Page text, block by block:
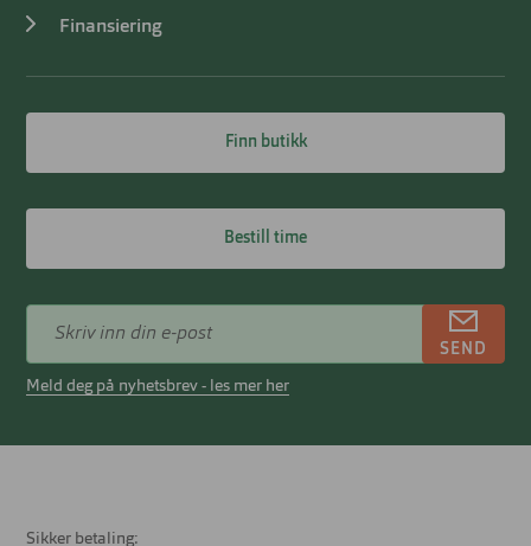
Finansiering
Finn butikk
Bestill time
SEND
Meld deg på nyhetsbrev - les mer her
Sikker betaling